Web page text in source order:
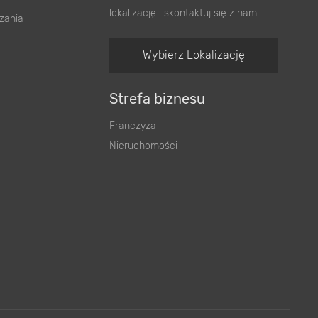
lokalizację i skontaktuj się z nami
Wybierz Lokalizację
Strefa biznesu
Franczyza
Nieruchomości